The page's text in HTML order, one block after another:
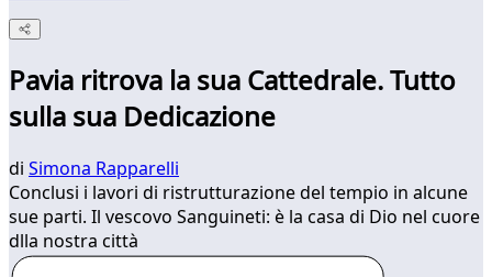
Pavia ritrova la sua Cattedrale. Tutto
sulla sua Dedicazione
di Simona Rapparelli
Conclusi i lavori di ristrutturazione del tempio in alcune
sue parti. Il vescovo Sanguineti: è la casa di Dio nel cuore
dlla nostra città